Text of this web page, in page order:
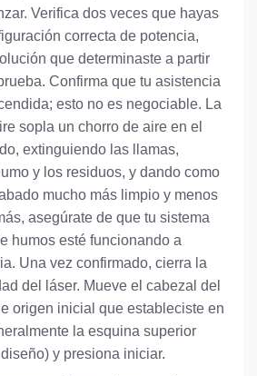
Verifica dos veces que hayas
correcta de potencia,
que determinaste a partir
Confirma que tu asistencia
esto no es negociable. La
sopla un chorro de aire en el
extinguiendo las llamas,
y los residuos, y dando como
mucho más limpio y menos
asegúrate de que tu sistema
humos esté funcionando a
Una vez confirmado, cierra la
del láser. Mueve el cabezal del
origen inicial que estableciste en
la esquina superior
y presiona iniciar.